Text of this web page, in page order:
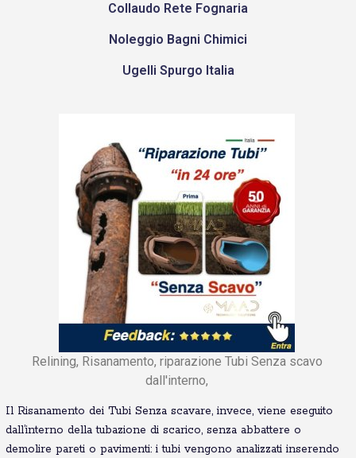
Collaudo Rete Fognaria
Noleggio Bagni Chimici
Ugelli Spurgo Italia
Relining, Risanamento, riparazione Tubi Senza scavo
dall'interno,
Il Risanamento dei Tubi Senza scavare, invece, viene eseguito
dall’interno della tubazione di scarico, senza abbattere o
demolire pareti o pavimenti: i tubi vengono analizzati inserendo